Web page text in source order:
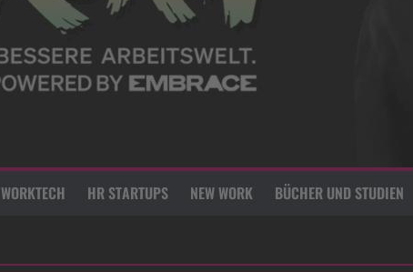
WORKTECH HR STARTUPS NEW WORK BÜCHER UND STUDIEN